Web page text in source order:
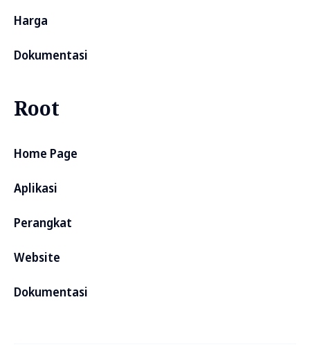
Harga
Dokumentasi
Root
Home Page
Aplikasi
Perangkat
Website
Dokumentasi